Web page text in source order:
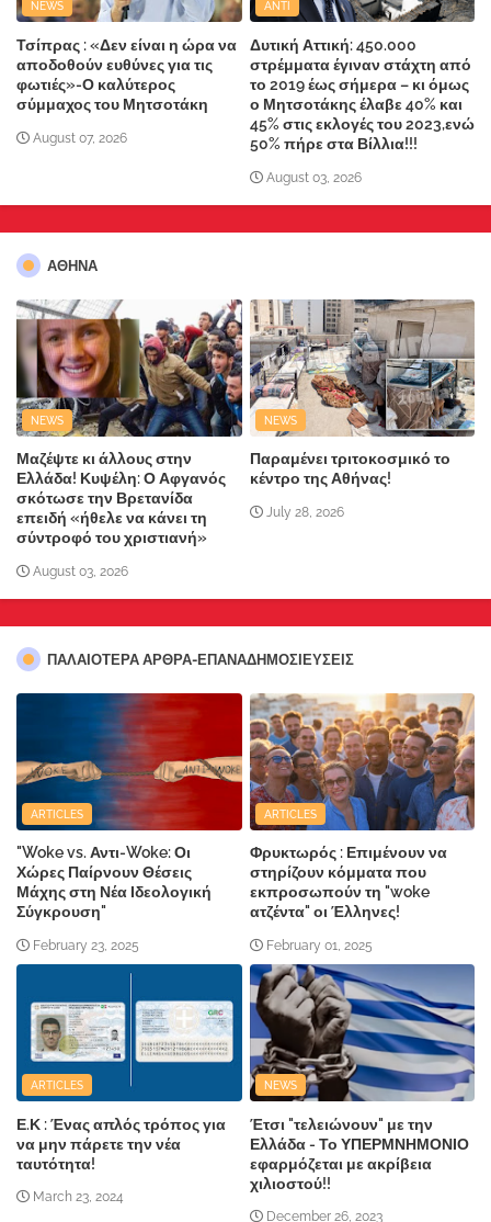
NEWS
Τσίπρας : «Δεν είναι η ώρα να
αποδοθούν ευθύνες για τις
φωτιές»-Ο καλύτερος
σύμμαχος του Μητσοτάκη
August 07, 2026
ANTI
Δυτική Αττική: 450.000
στρέμματα έγιναν στάχτη από
το 2019 έως σήμερα – κι όμως
ο Μητσοτάκης έλαβε 40% και
45% στις εκλογές του 2023,ενώ
50% πήρε στα Βίλλια!!!
August 03, 2026
ΑΘΗΝΑ
NEWS
Μαζέψτε κι άλλους στην
Ελλάδα! Κυψέλη: Ο Αφγανός
σκότωσε την Βρετανίδα
επειδή «ήθελε να κάνει τη
σύντροφό του χριστιανή»
August 03, 2026
NEWS
Παραμένει τριτοκοσμικό το
κέντρο της Αθήνας!
July 28, 2026
ΠΑΛΑΙΟΤΕΡΑ ΑΡΘΡΑ-ΕΠΑΝΑΔΗΜΟΣΙΕΥΣΕΙΣ
ARTICLES
"Woke vs. Αντι-Woke: Οι
Χώρες Παίρνουν Θέσεις
Μάχης στη Νέα Ιδεολογική
Σύγκρουση"
February 23, 2025
ARTICLES
Φρυκτωρός : Επιμένουν να
στηρίζουν κόμματα που
εκπροσωπούν τη "woke
ατζέντα" οι Έλληνες!
February 01, 2025
ARTICLES
Ε.Κ : Ένας απλός τρόπος για
να μην πάρετε την νέα
ταυτότητα!
March 23, 2024
NEWS
Έτσι "τελειώνουν" με την
Ελλάδα - Το ΥΠΕΡΜΝΗΜΟΝΙΟ
εφαρμόζεται με ακρίβεια
χιλιοστού!!
December 26, 2023